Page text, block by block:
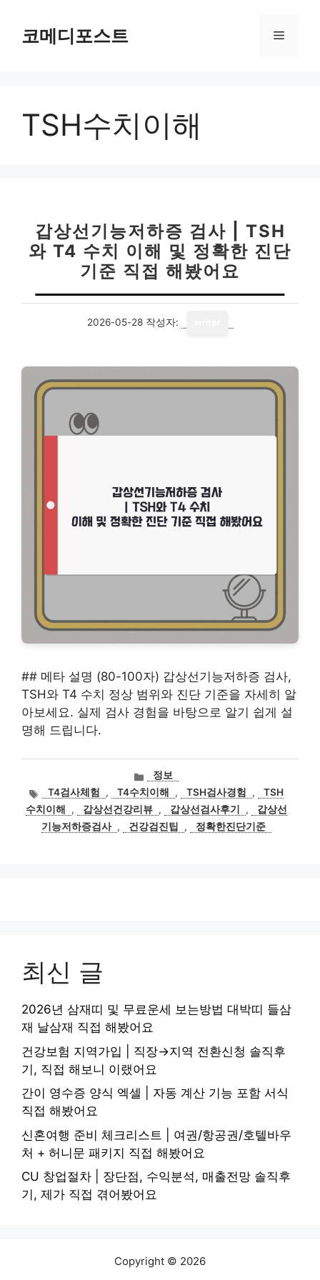
코메디포스트 메
TSH수치이해
갑상선기능저하증 검사 | TSH
와 T4 수치 이해 및 정확한 진단
기준 직접 해봤어요
2026-05-28 작성자:
## 메타 설명 (80-100자) 갑상선기능저하증 검사,
TSH와 T4 수치 정상 범위와 진단 기준을 자세히 알
아보세요. 실제 검사 경험을 바탕으로 알기 쉽게 설
명해 드립니다.
카
테
고
리
정보
태
그
T4검사체험 , T4수치이해 , TSH검사경험 ,
TSH
수치이해
, 갑상선건강리뷰 , 갑상선검사후기 ,
갑상선
기능저하증검사 , 건강검진팁 , 정확한진단기준
최신 글
2026년 삼재띠 및 무료운세 보는방법 대박띠 들삼
재 날삼재 직접 해봤어요
건강보험 지역가입 | 직장→지역 전환신청 솔직후
기, 직접 해보니 이랬어요
간이 영수증 양식 엑셀 | 자동 계산 기능 포함 서식
직접 해봤어요
신혼여행 준비 체크리스트 | 여권/항공권/호텔바우
처 + 허니문 패키지 직접 해봤어요
CU 창업절차 | 장단점, 수익분석, 매출전망 솔직후
기, 제가 직접 겪어봤어요
Copyright © 2026